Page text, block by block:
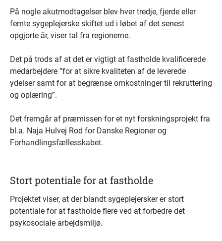
På nogle akutmodtagelser blev hver tredje, fjerde eller
femte sygeplejerske skiftet ud i løbet af det senest
opgjorte år, viser tal fra regionerne.
Det på trods af at det er vigtigt at fastholde kvalificerede
medarbejdere ”for at sikre kvaliteten af de leverede
ydelser samt for at begrænse omkostninger til rekruttering
og oplæring”.
Det fremgår af præmissen for et nyt forskningsprojekt fra
bl.a. Naja Hulvej Rod for Danske Regioner og
Forhandlingsfællesskabet.
Stort potentiale for at fastholde
Projektet viser, at der blandt sygeplejersker er stort
potentiale for at fastholde flere ved at forbedre det
psykosociale arbejdsmiljø.